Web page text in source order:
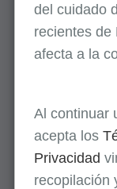
del cuidado
recientes de
afecta a la
Al continuar
acepta los
Privacidad
recopilación